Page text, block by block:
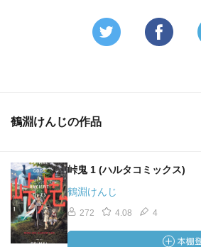
鶴淵けんじの作品
峠鬼 1 (ハルタコミックス)
鶴淵けんじ
272 4.08 4